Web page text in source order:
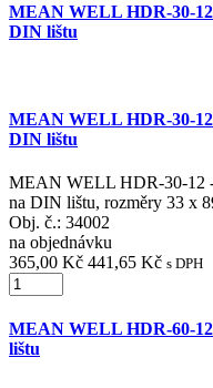
MEAN WELL HDR-30-
DIN lištu
MEAN WELL HDR-30-
DIN lištu
MEAN WELL HDR-30-12
na DIN lištu, rozměry 33 x
Obj. č.: 34002
na objednávku
365,00 Kč 441,65 Kč s DPH
MEAN WELL HDR-60-
lištu